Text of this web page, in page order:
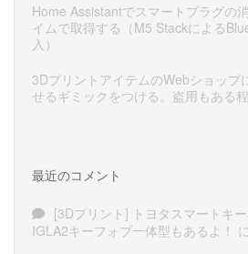
Home Assistantでスマートプラグの
イムで取得する（M5 Stackによる
入）
3DプリントアイテムのWebショップ
せるギミックをつける。盗用もある程
最近のコメント
[3Dプリント] トヨタスマートキー
IGLA2キーフォブ一体型もあるよ！ に